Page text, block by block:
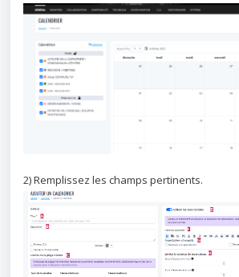
2) Remplissez les champs pertinents.